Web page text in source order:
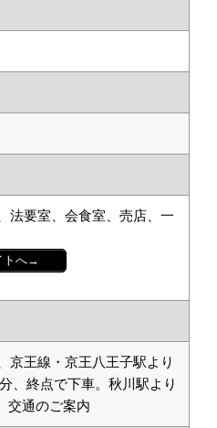
法要室、会食室、売店、一
トへ→
京王線・京王八王子駅より
、終点で下車。秋川駅より
交通のご案内